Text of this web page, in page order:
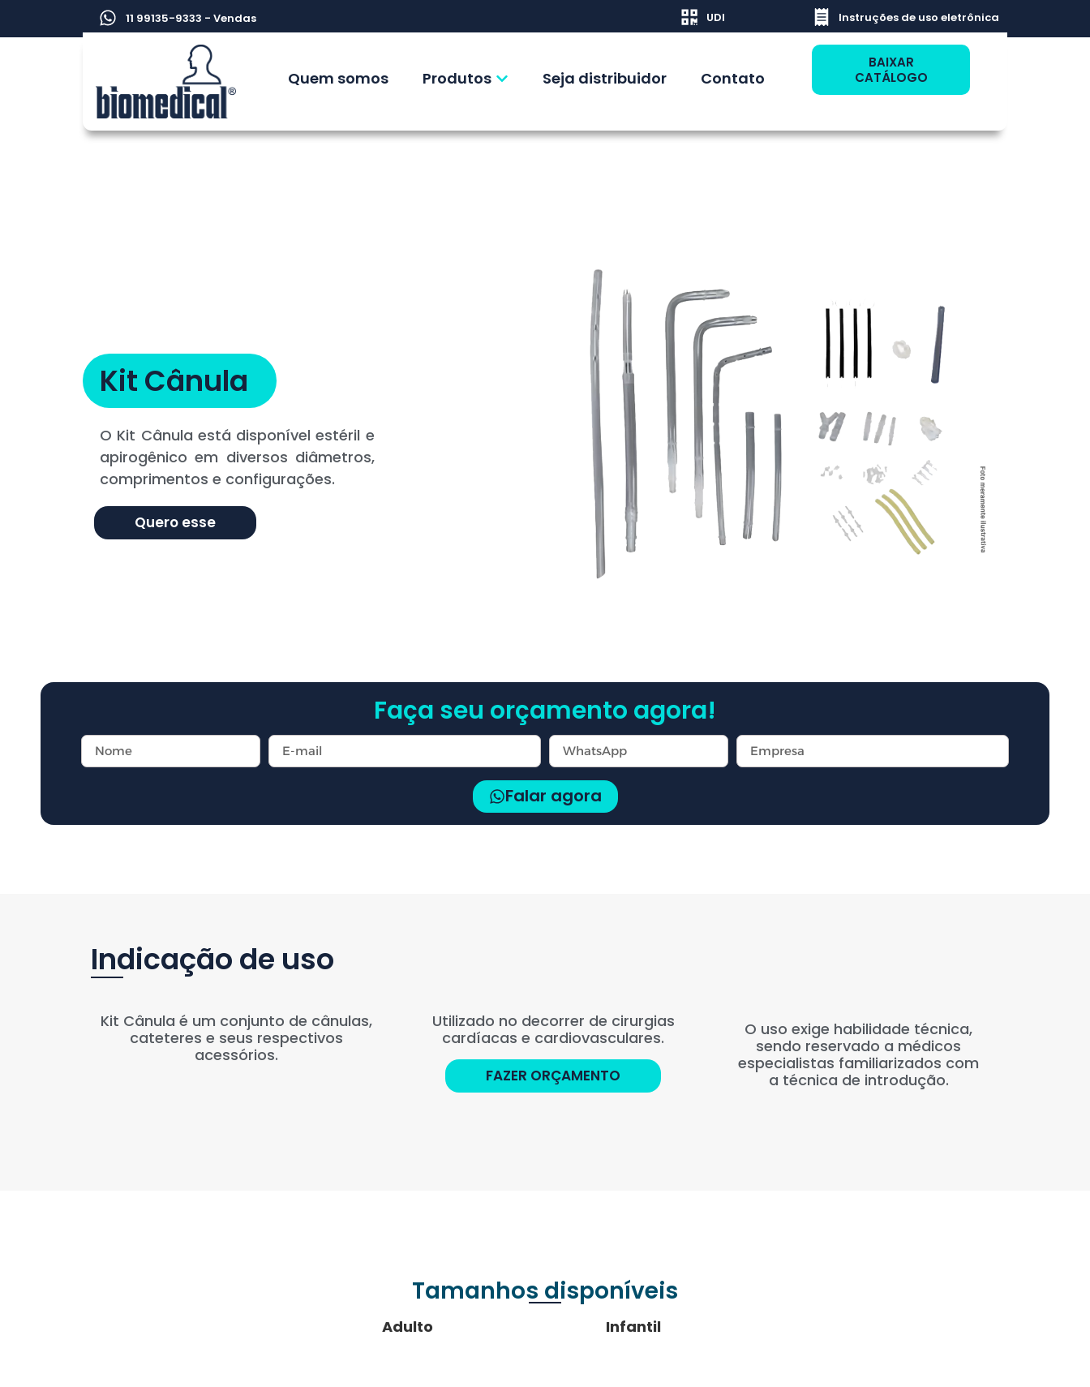
11 99135-9333 - Vendas UDI Instruções de uso eletrônica
Quem somos Produtos Seja distribuidor Contato
BAIXAR
CATÁLOGO
Kit Cânula
O Kit Cânula está disponível estéril e
apirogênico em diversos diâmetros,
comprimentos e configurações.
Quero esse
Faça seu orçamento agora!
Falar agora
Indicação de uso
Kit Cânula é um conjunto de cânulas,
cateteres e seus respectivos
acessórios.
Utilizado no decorrer de cirurgias
cardíacas e cardiovasculares.
FAZER ORÇAMENTO
O uso exige habilidade técnica,
sendo reservado a médicos
especialistas familiarizados com
a técnica de introdução.
Tamanhos disponíveis
Adulto Infantil